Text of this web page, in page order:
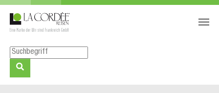
Zum Hauptinhalt springen
Skip to page footer